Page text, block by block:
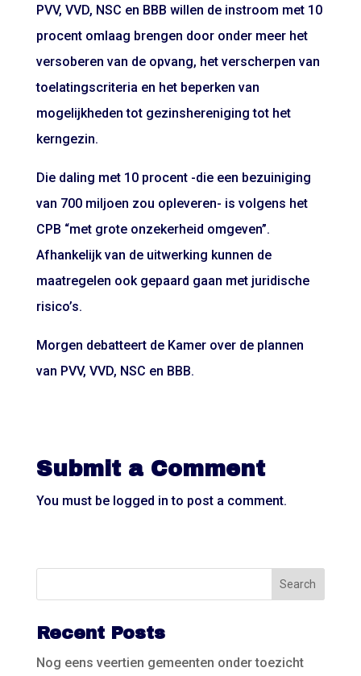
PVV, VVD, NSC en BBB willen de instroom met 10
procent omlaag brengen door onder meer het
versoberen van de opvang, het verscherpen van
toelatingscriteria en het beperken van
mogelijkheden tot gezinshereniging tot het
kerngezin.
Die daling met 10 procent -die een bezuiniging
van 700 miljoen zou opleveren- is volgens het
CPB “met grote onzekerheid omgeven”.
Afhankelijk van de uitwerking kunnen de
maatregelen ook gepaard gaan met juridische
risico’s.
Morgen debatteert de Kamer over de plannen
van PVV, VVD, NSC en BBB.
Submit a Comment
You must be logged in to post a comment.
Recent Posts
Nog eens veertien gemeenten onder toezicht